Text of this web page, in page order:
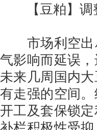
【豆粕】调
市场利空出
气影响而延误
未来几周国内
有走强的空间
开工及套保锁